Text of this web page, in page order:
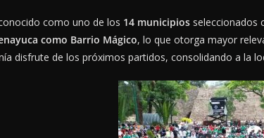
como uno de los 14 municipios seleccionados
como Barrio Mágico, lo que otorga mayor
disfrute de los próximos partidos, consolidando a la